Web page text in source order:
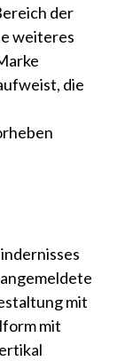
der
weiteres
die
mit
mit